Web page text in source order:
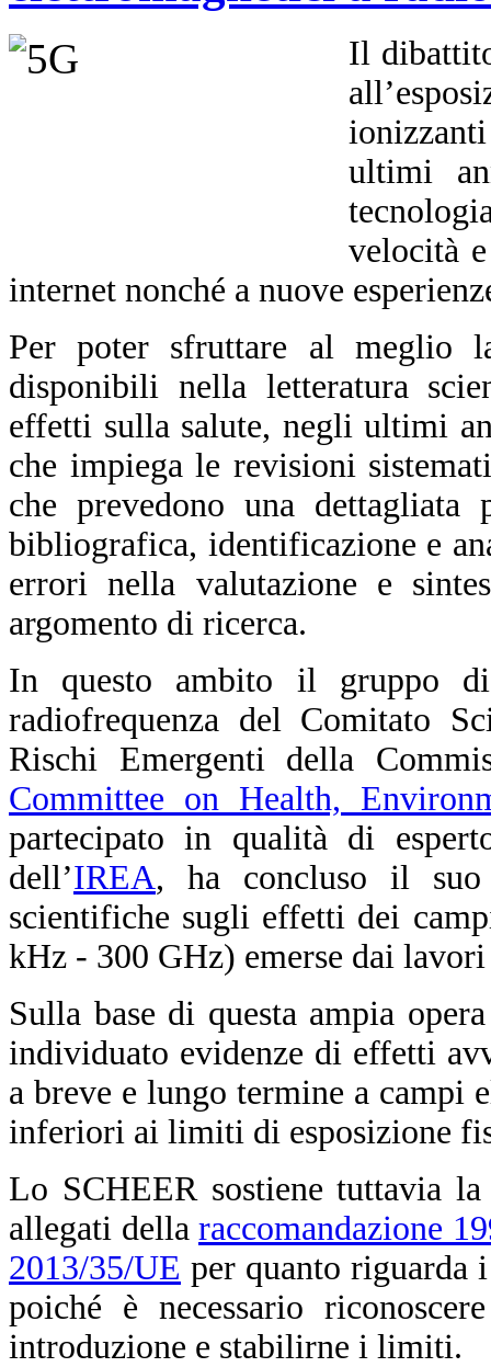
Il
ultimi
velocità
internet nonché a nuove
Per poter sfruttare al meglio
disponibili nella letteratura
effetti sulla salute, negli ultimi
che impiega le revisioni
che prevedono una dettagliata
bibliografica, identificazione e
errori nella valutazione e
argomento di ricerca.
In questo ambito il gruppo
radiofrequenza del Comitato
Rischi Emergenti della
Committee on Health,
partecipato in qualità di
dell’IREA, ha concluso il suo
scientifiche sugli effetti dei
kHz - 300 GHz) emerse dai
Sulla base di questa ampia
individuato evidenze di effetti
a breve e lungo termine a campi
inferiori ai limiti di esposizione
Lo SCHEER sostiene tuttavia
allegati della raccomandazione
2013/35/UE per quanto riguarda
poiché è necessario
introduzione e stabilirne i limiti.